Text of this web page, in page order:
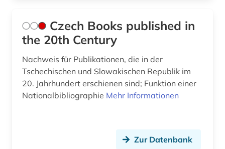
Czech Books published in
the 20th Century
Nachweis für Publikationen, die in der
Tschechischen und Slowakischen Republik im
20. Jahrhundert erschienen sind; Funktion einer
Nationalbibliographie Mehr Informationen
Zur Datenbank